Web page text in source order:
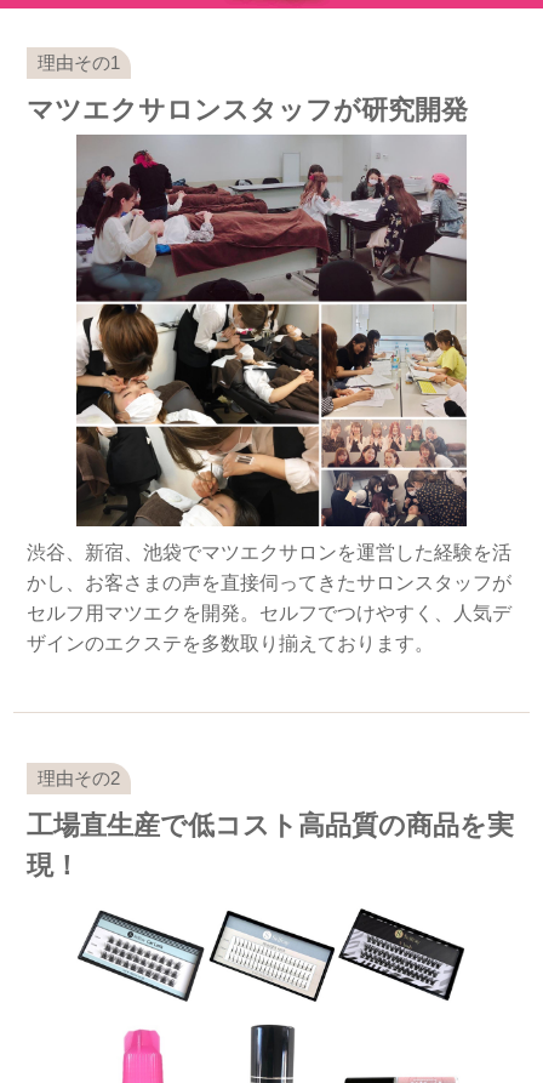
マツエクサロンスタッフが研究開発
渋谷、新宿、池袋でマツエクサロンを運営した経験を活
かし、お客さまの声を直接伺ってきたサロンスタッフが
セルフ用マツエクを開発。セルフでつけやすく、人気デ
ザインのエクステを多数取り揃えております。
工場直生産で低コスト高品質の商品を実
現！